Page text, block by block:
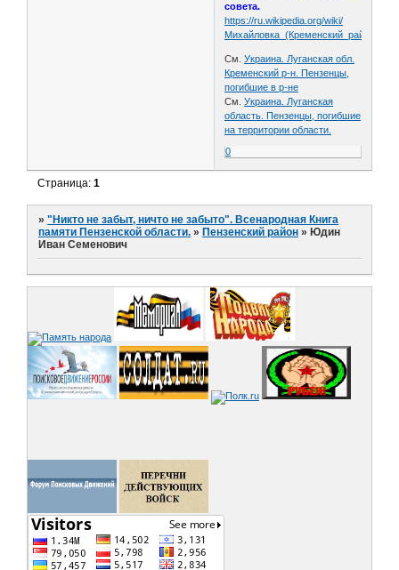
совета.
https://ru.wikipedia.org/wiki/
Михайловка_(Кременский_район)
См.Украина. Луганская обл.
Кременский р-н. Пензенцы,
погибшие в р-не
См.Украина. Луганская
область. Пензенцы, погибшие
на территории области.
0
Страница:1
»"Никто не забыт, ничто не забыто". Всенародная Книга
памяти Пензенской области. » Пензенский район » Юдин
Иван Семенович